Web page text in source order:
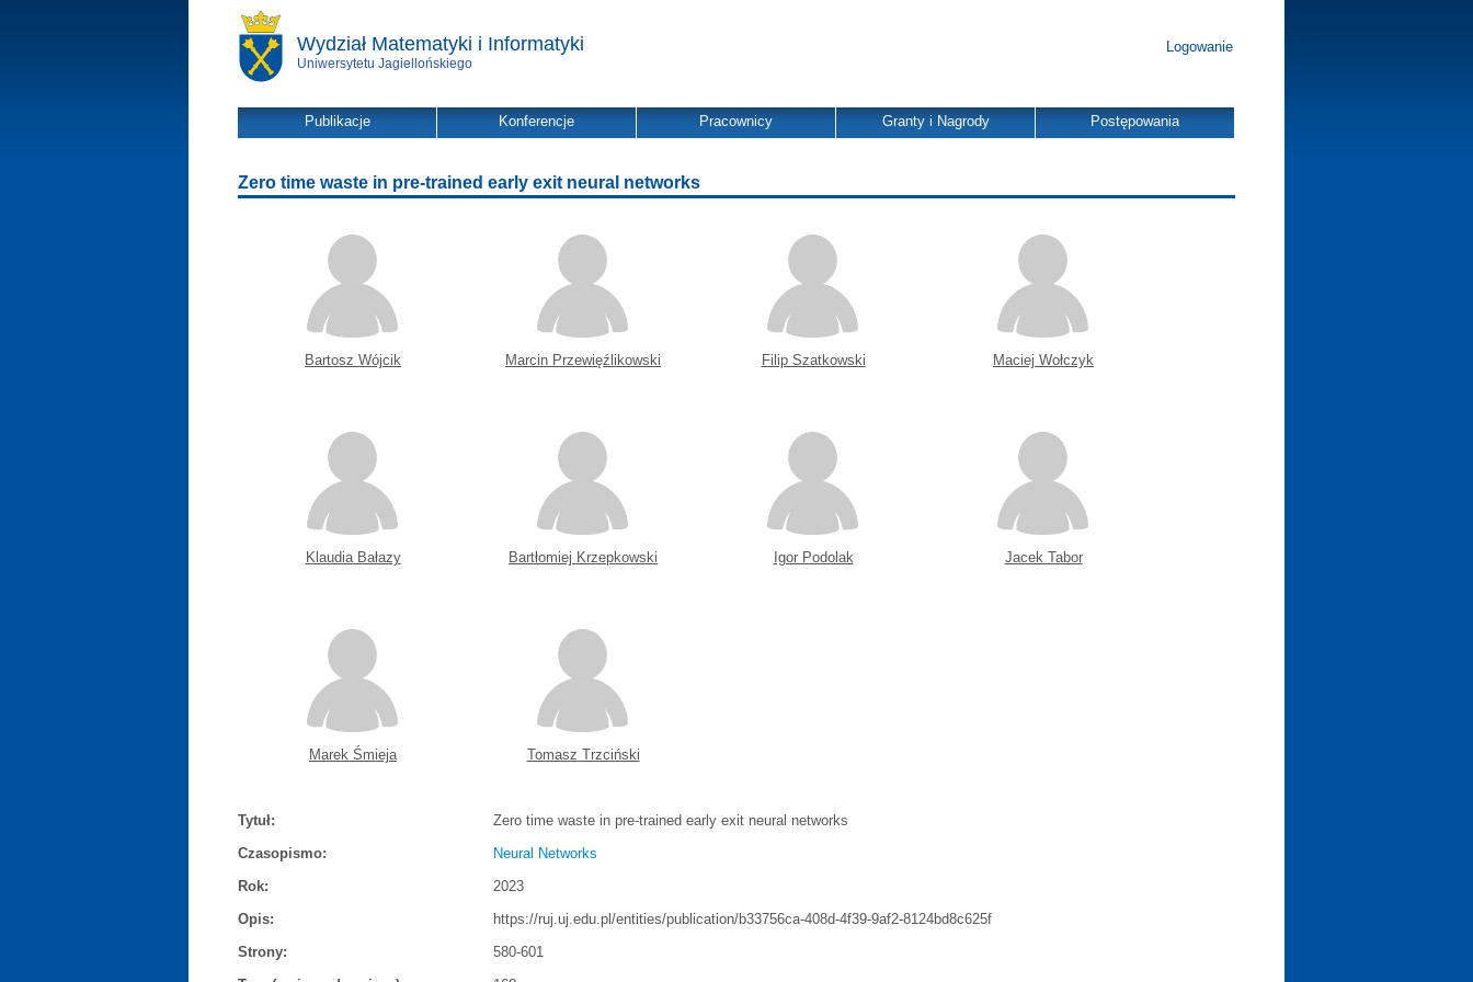
Wydział Matematyki i Informatyki
Uniwersytetu Jagiellońskiego
Logowanie
Publikacje Konferencje Pracownicy Granty i Nagrody Postępowania
Zero time waste in pre-trained early exit neural networks
Bartosz Wójcik Marcin Przewięźlikowski Filip Szatkowski Maciej Wołczyk
Klaudia Bałazy Bartłomiej Krzepkowski Igor Podolak Jacek Tabor
Marek Śmieja Tomasz Trzciński
Tytuł:
Zero time waste in pre-trained early exit neural networks
Czasopismo:
Neural Networks
Rok:
2023
Opis:
https://ruj.uj.edu.pl/entities/publication/b33756ca-408d-4f39-9af2-8124bd8c625f
Strony:
580-601